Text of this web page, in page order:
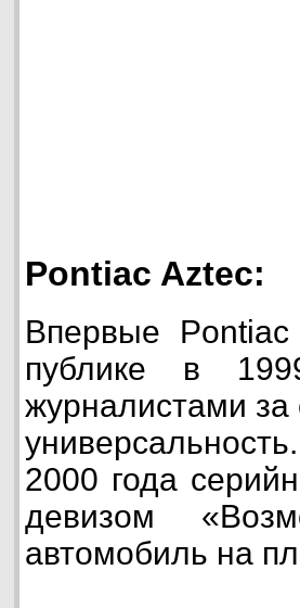
Pontiac Aztec:
Впервые
публике в
журналистами
2000 года
девизом
автомобиль на